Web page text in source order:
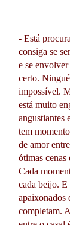
- Está
consiga se
e se
certo.
impossível.
está muito
angustiantes
tem
de amor
ótimas
Cada
cada beijo. E
apaixonados
completam.